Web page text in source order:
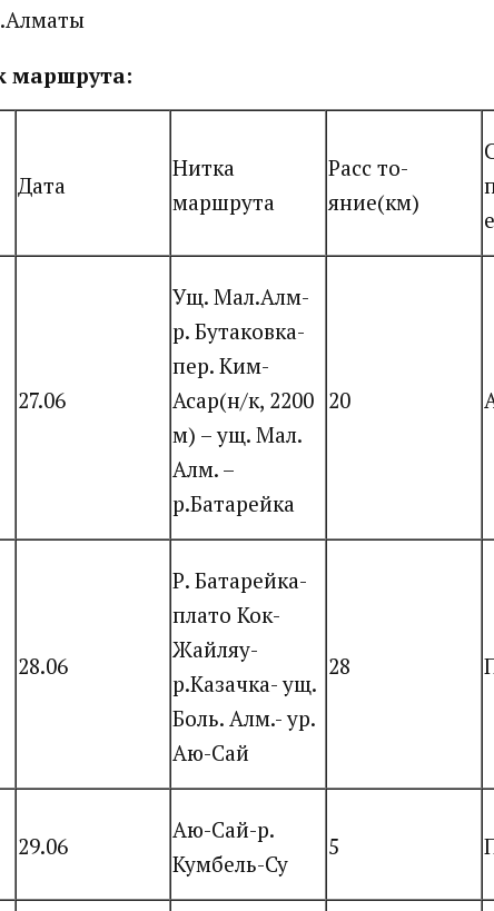
маршрута:
Дата
Нитка
маршрута
Расс то-
яние(км)
27.06
Ущ. Мал.Алм-
р. Бутаковка-
пер. Ким-
Асар(н/к, 2200
м) – ущ. Мал.
Алм. –
р.Батарейка
20
28.06
Р. Батарейка-
плато Кок-
Жайляу-
р.Казачка- ущ.
Боль. Алм.- ур.
Аю-Сай
28
29.06
Аю-Сай-р.
Кумбель-Су
5